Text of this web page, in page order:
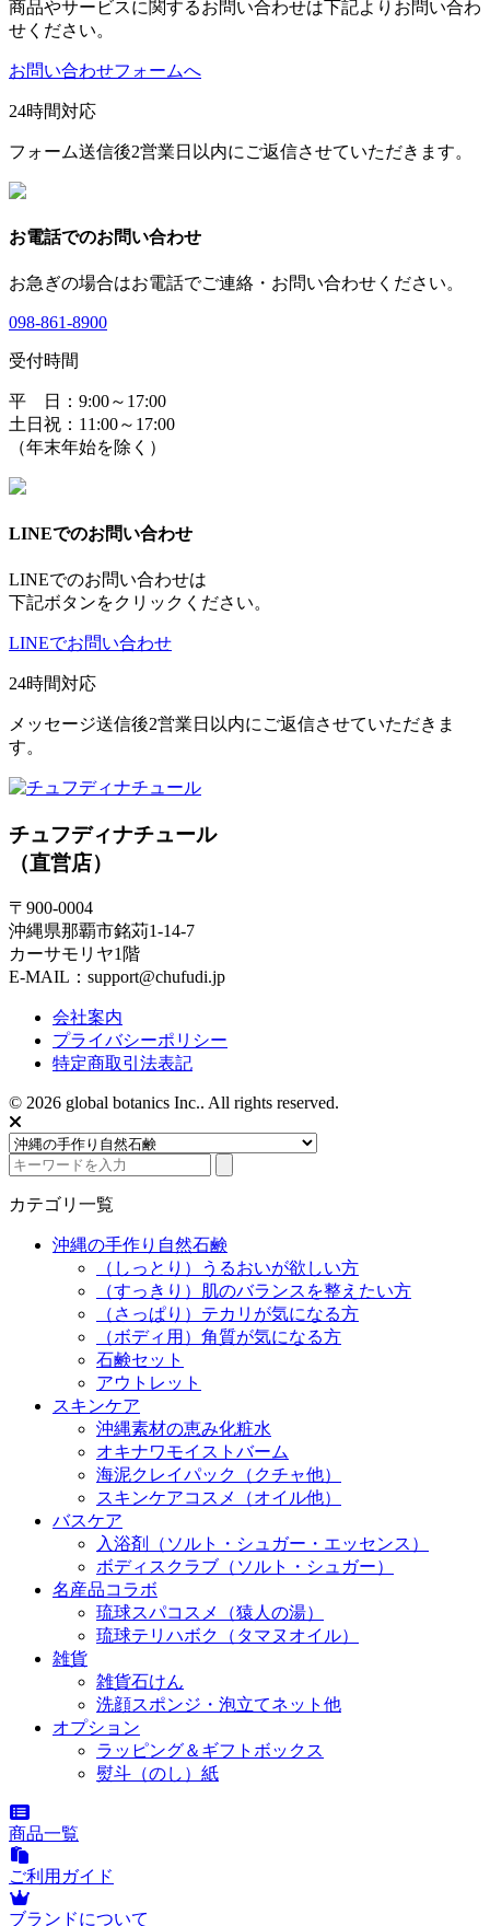
商品やサービスに関するお問い合わせは下記よりお問い合わ
せください。
お問い合わせフォームへ
24時間対応
フォーム送信後2営業日以内にご返信させていただきます。
お電話でのお問い合わせ
お急ぎの場合はお電話でご連絡・お問い合わせください。
098-861-8900
受付時間
平 日：9:00～17:00
土日祝：11:00～17:00
（年末年始を除く）
LINEでのお問い合わせ
LINEでのお問い合わせは
下記ボタンをクリックください。
LINEでお問い合わせ
24時間対応
メッセージ送信後2営業日以内にご返信させていただきま
す。
チュフディナチュール
（直営店）
〒900-0004
沖縄県那覇市銘苅1-14-7
カーサモリヤ1階
E-MAIL：support@chufudi.jp
会社案内
プライバシーポリシー
特定商取引法表記
© 2026 global botanics Inc.. All rights reserved.
カテゴリ一覧
沖縄の手作り自然石鹸
（しっとり）うるおいが欲しい方
（すっきり）肌のバランスを整えたい方
（さっぱり）テカリが気になる方
（ボディ用）角質が気になる方
石鹸セット
アウトレット
スキンケア
沖縄素材の恵み化粧水
オキナワモイストバーム
海泥クレイパック（クチャ他）
スキンケアコスメ（オイル他）
バスケア
入浴剤（ソルト・シュガー・エッセンス）
ボディスクラブ（ソルト・シュガー）
名産品コラボ
琉球スパコスメ（猿人の湯）
琉球テリハボク（タマヌオイル）
雑貨
雑貨石けん
洗顔スポンジ・泡立てネット他
オプション
ラッピング＆ギフトボックス
熨斗（のし）紙
商品一覧
ご利用ガイド
ブランドについて